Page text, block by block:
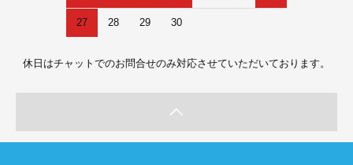
27 28 29 30
休日はチャットでのお問合せのみ対応させていただいております。